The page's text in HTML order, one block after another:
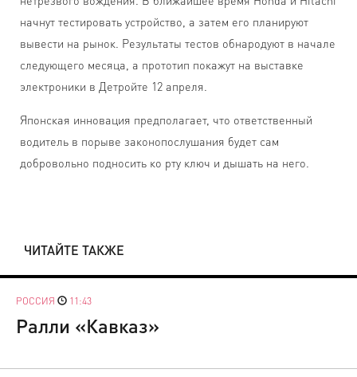
начнут тестировать устройство, а затем его планируют
вывести на рынок. Результаты тестов обнародуют в начале
следующего месяца, а прототип покажут на выставке
электроники в Детройте 12 апреля.
Японская инновация предполагает, что ответственный
водитель в порыве законопослушания будет сам
добровольно подносить ко рту ключ и дышать на него.
ЧИТАЙТЕ ТАКЖЕ
РОССИЯ 11:43
Ралли «Кавказ»